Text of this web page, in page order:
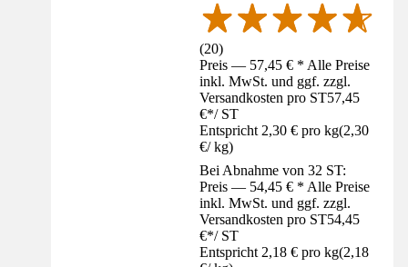
(20)
Preis — 57,45 € * Alle Preise
inkl. MwSt. und ggf. zzgl.
Versandkosten pro ST57,45
€*/ ST
Entspricht 2,30 € pro kg(2,30
€/ kg)
Bei Abnahme von 32 ST:
Preis — 54,45 € * Alle Preise
inkl. MwSt. und ggf. zzgl.
Versandkosten pro ST54,45
€*/ ST
Entspricht 2,18 € pro kg(2,18